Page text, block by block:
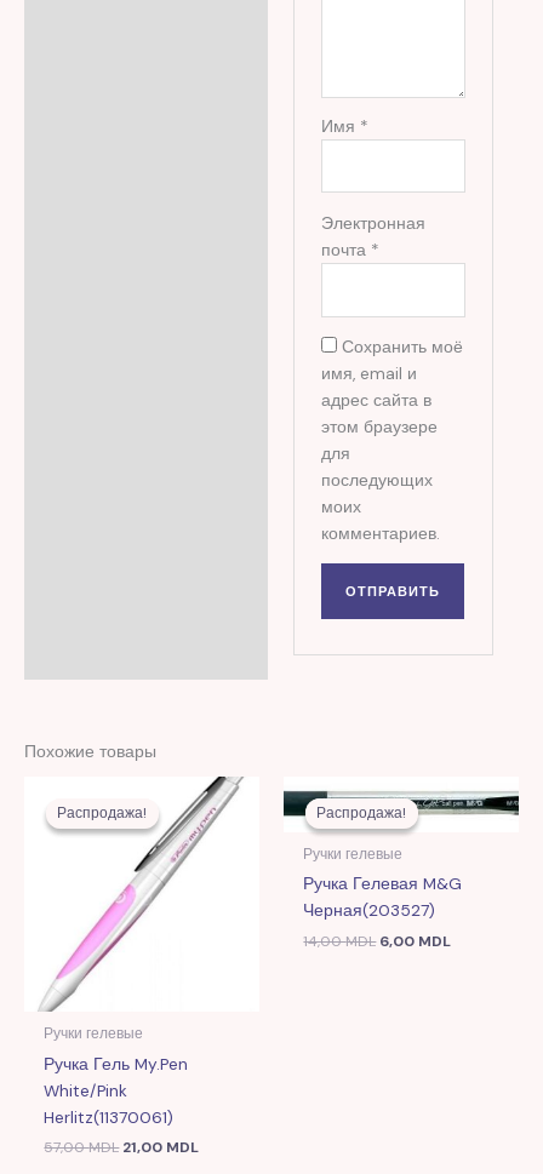
Имя *
Электронная
почта *
Сохранить моё
имя, email и
адрес сайта в
этом браузере
для
последующих
моих
комментариев.
Похожие товары
Распродажа!
Распродажа!
Ручки гелевые
Ручка Гель My.pen
White/pink
Herlitz(11370061)
57,00MDL
Первоначальная
цена
составляла
57,00 MDL.
21,00 MDL
Текущая
цена:
21,00 MDL.
Распродажа!
Распродажа!
Ручки гелевые
Ручка Гелевая M&G
Черная(203527)
14,00MDL
цена
составляла
6,00 MDL
цена: